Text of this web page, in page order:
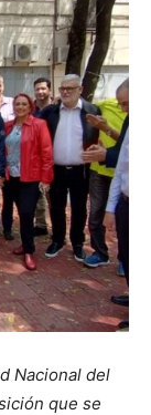
Nacional del
que se